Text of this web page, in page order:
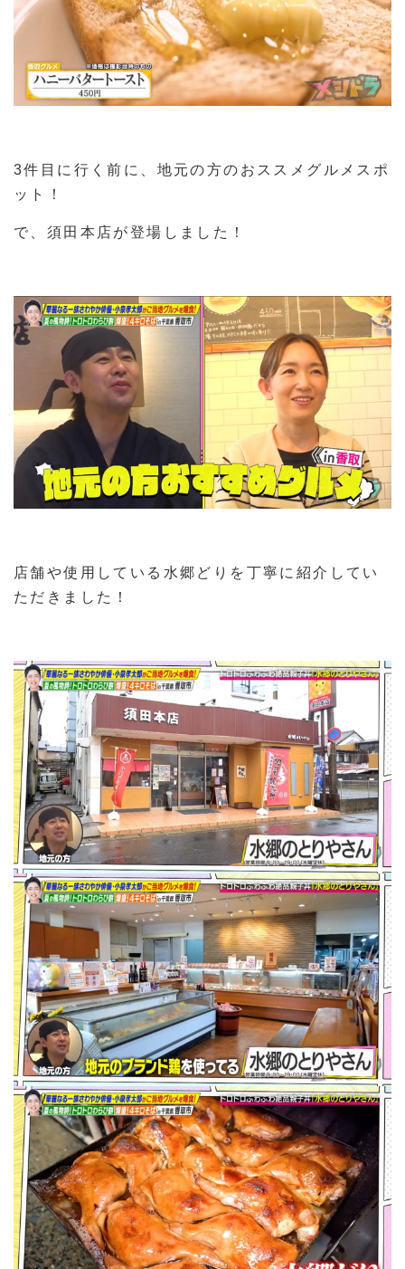
3件目に行く前に、地元の方のおススメグルメスポ
ット！
で、須田本店が登場しました！
店舗や使用している水郷どりを丁寧に紹介してい
ただきました！